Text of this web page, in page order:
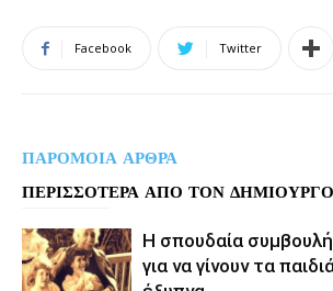
Facebook Twitter
ΠΑΡΟΜΟΙΑ ΑΡΘΡΑ
ΠΕΡΙΣΣΟΤΕΡΑ ΑΠΟ ΤΟΝ ΔΗΜΙΟΥΡΓΟ
Η σπουδαία συμβουλή
για να γίνουν τα